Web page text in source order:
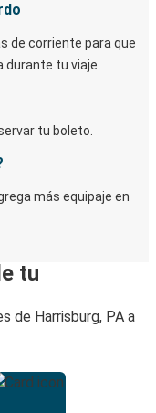
de corriente para que
tu viaje.
tu boleto.
más equipaje en
tu
de Harrisburg, PA a